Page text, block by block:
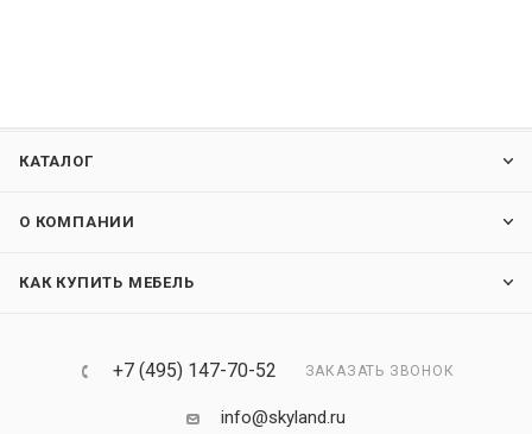
КАТАЛОГ
О КОМПАНИИ
КАК КУПИТЬ МЕБЕЛЬ
+7 (495) 147-70-52 ЗАКАЗАТЬ ЗВОНОК
info@skyland.ru